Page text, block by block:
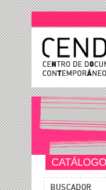
CATÁLOGO
BUSCADOR